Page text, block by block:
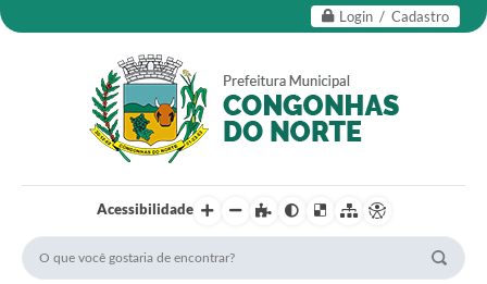
Login / Cadastro
Acessibilidade